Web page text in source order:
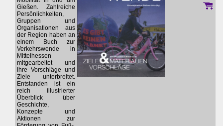
Gießen. Zahlreiche
Persönlichkeiten,
Gruppen und
Organisationen aus
der Region haben an
einem Buch zur
Verkehrswende in
Mittelhessen
mitgearbeitet und
ihre Vorschläge und
Ziele unterbreitet.
Entstanden ist ein
reich illustrierter
Überblick über
Geschichte,
Konzepte und
Aktionen zur